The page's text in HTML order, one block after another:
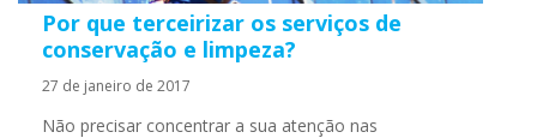
Por que terceirizar os serviços de
conservação e limpeza?
27 de janeiro de 2017
Não precisar concentrar a sua atenção nas